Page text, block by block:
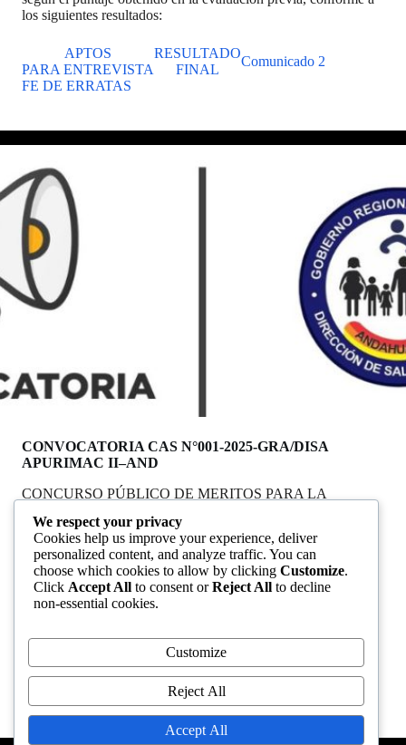
los siguientes resultados:
APTOS
PARA ENTREVISTA
RESULTADO
FINAL
Comunicado 2
FE DE ERRATAS
CONVOCATORIA CAS N°001-2025-GRA/DISA
APURIMAC II–AND
CONCURSO PÚBLICO DE MERITOS PARA LA
PARA LOS ESTABLECIMIENTOS DE SALUD DE LA
UNIDAD EJECUTORA 401-756 SALUD CHANKA –
DISA
BasesComunicado
Reprogramación
del Cronograma
Absolución
Comunicado 2
Evalución de
Conocimientos
Comunicado 4
We respect your privacy
Cookies help us improve your experience, deliver
personalized content, and analyze traffic. You can
choose which cookies to allow by clicking Customize.
Click Accept All to consent orReject All to decline
non-essential cookies.
Customize
Reject All
Accept All